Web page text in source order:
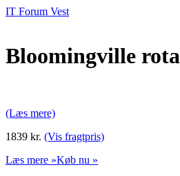
IT Forum Vest
Bloomingville
(Læs mere)
1839 kr. (Vis fragtpris)
Læs mere »Køb nu »